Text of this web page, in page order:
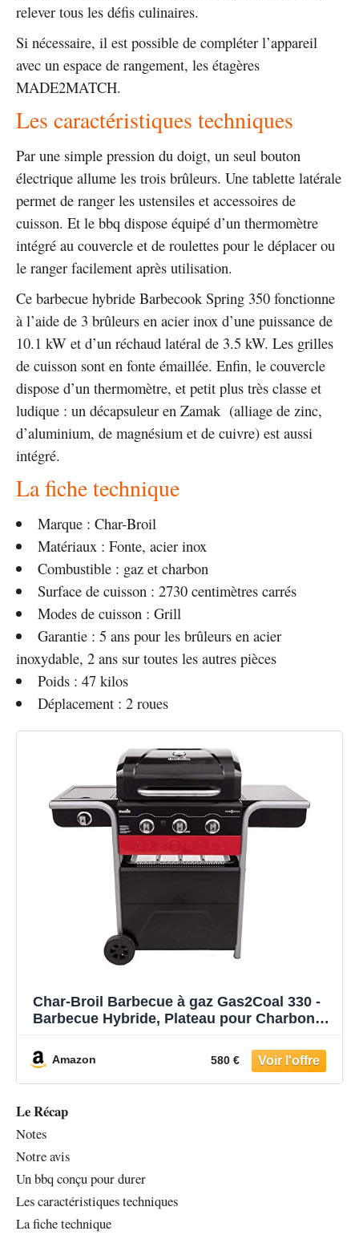
relever tous les défis culinaires.
Si nécessaire, il est possible de compléter l’appareil
avec un espace de rangement, les étagères
MADE2MATCH.
Les caractéristiques techniques
Par une simple pression du doigt, un seul bouton
électrique allume les trois brûleurs. Une tablette latérale
permet de ranger les ustensiles et accessoires de
cuisson. Et le bbq dispose équipé d’un thermomètre
intégré au couvercle et de roulettes pour le déplacer ou
le ranger facilement après utilisation.
Ce barbecue hybride Barbecook Spring 350 fonctionne
à l’aide de 3 brûleurs en acier inox d’une puissance de
10.1 kW et d’un réchaud latéral de 3.5 kW. Les grilles
de cuisson sont en fonte émaillée. Enfin, le couvercle
dispose d’un thermomètre, et petit plus très classe et
ludique : un décapsuleur en Zamak (alliage de zinc,
d’aluminium, de magnésium et de cuivre) est aussi
intégré.
La fiche technique
Marque : Char-Broil
Matériaux : Fonte, acier inox
Combustible : gaz et charbon
Surface de cuisson : 2730 centimètres carrés
Modes de cuisson : Grill
Garantie : 5 ans pour les brûleurs en acier
inoxydable, 2 ans sur toutes les autres pièces
Poids : 47 kilos
Déplacement : 2 roues
Char-Broil Barbecue à gaz Gas2Coal 330 -
Barbecue Hybride, Plateau pour Charbon
cuisine en plein air, le jardin et la terrasse
Amazon 580 €
Le Récap
Notes
Notre avis
Un bbq conçu pour durer
Les caractéristiques techniques
La fiche technique